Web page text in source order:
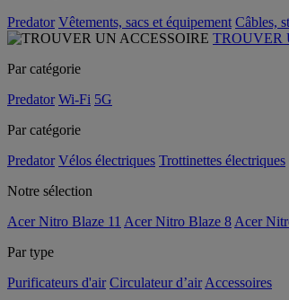
Predator Vêtements, sacs et équipement Câbles,
TROUVER
Par catégorie
Predator Wi-Fi 5G
Par catégorie
Predator Vélos électriques Trottinettes électriques
Notre sélection
Acer Nitro Blaze 11 Acer Nitro Blaze 8 Acer
Par type
Purificateurs d'air Circulateur d’air Accessoires